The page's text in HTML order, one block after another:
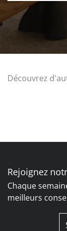
Découvrez
Rejoignez
Chaque
meilleurs